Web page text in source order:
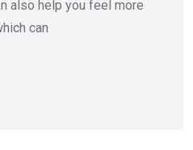
also help you feel more
can